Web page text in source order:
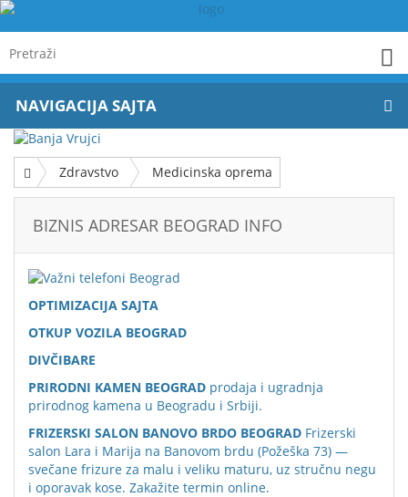
NAVIGACIJA SAJTA
Zdravstvo Medicinska oprema
BIZNIS ADRESAR BEOGRAD INFO
OPTIMIZACIJA SAJTA
OTKUP VOZILA BEOGRAD
DIVČIBARE
PRIRODNI KAMEN BEOGRAD prodaja i ugradnja
prirodnog kamena u Beogradu i Srbiji.
FRIZERSKI SALON BANOVO BRDO BEOGRAD Frizerski
salon Lara i Marija na Banovom brdu (Požeška 73) —
svečane frizure za malu i veliku maturu, uz stručnu negu
i oporavak kose. Zakažite termin online.